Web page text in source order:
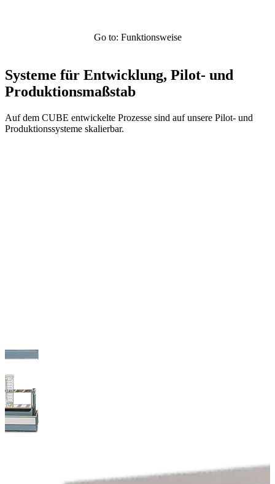
Go to: Funktionsweise
Systeme für Entwicklung, Pilot- und
Produktionsmaßstab
Auf dem CUBE entwickelte Prozesse sind auf unsere Pilot- und
Produktionssysteme skalierbar.